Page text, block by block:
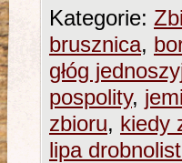
Kategorie:
brusznica,
głóg
pospolity,
zbioru, kiedy
lipa